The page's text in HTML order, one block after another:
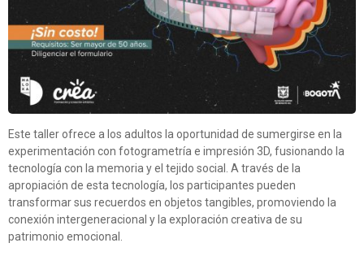
Este taller ofrece a los adultos la oportunidad de sumergirse en la
experimentación con fotogrametría e impresión 3D, fusionando la
tecnología con la memoria y el tejido social. A través de la
apropiación de esta tecnología, los participantes pueden
transformar sus recuerdos en objetos tangibles, promoviendo la
conexión intergeneracional y la exploración creativa de su
patrimonio emocional.